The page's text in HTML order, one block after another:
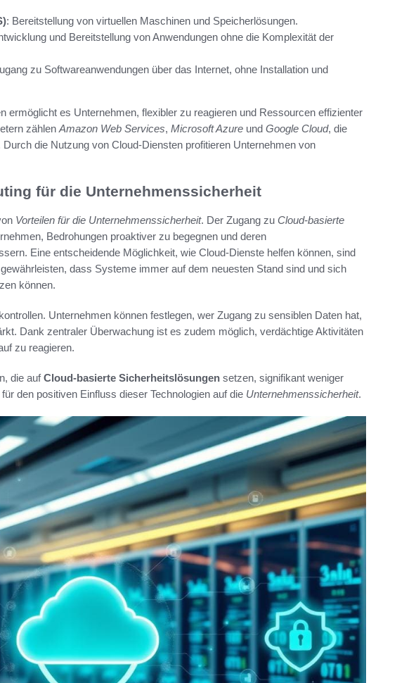
: Bereitstellung von virtuellen Maschinen und Speicherlösungen.
und Bereitstellung von Anwendungen ohne die Komplexität der
zu Softwareanwendungen über das Internet, ohne Installation und
ermöglicht es Unternehmen, flexibler zu reagieren und Ressourcen effizienter
zählenAmazon Web Services, Microsoft Azure und Google Cloud, die
die Nutzung von Cloud-Diensten profitieren Unternehmen von
für die Unternehmenssicherheit
Vorteilen für die Unternehmenssicherheit. Der Zugang zu Cloud-basierte
Bedrohungen proaktiver zu begegnen und deren
Eine entscheidende Möglichkeit, wie Cloud-Dienste helfen können, sind
dass Systeme immer auf dem neuesten Stand sind und sich
können.
Unternehmen können festlegen, wer Zugang zu sensiblen Daten hat,
Dank zentraler Überwachung ist es zudem möglich, verdächtige Aktivitäten
zu reagieren.
die aufCloud-basierte Sicherheitslösungen setzen, signifikant weniger
den positiven Einfluss dieser Technologien auf die Unternehmenssicherheit.